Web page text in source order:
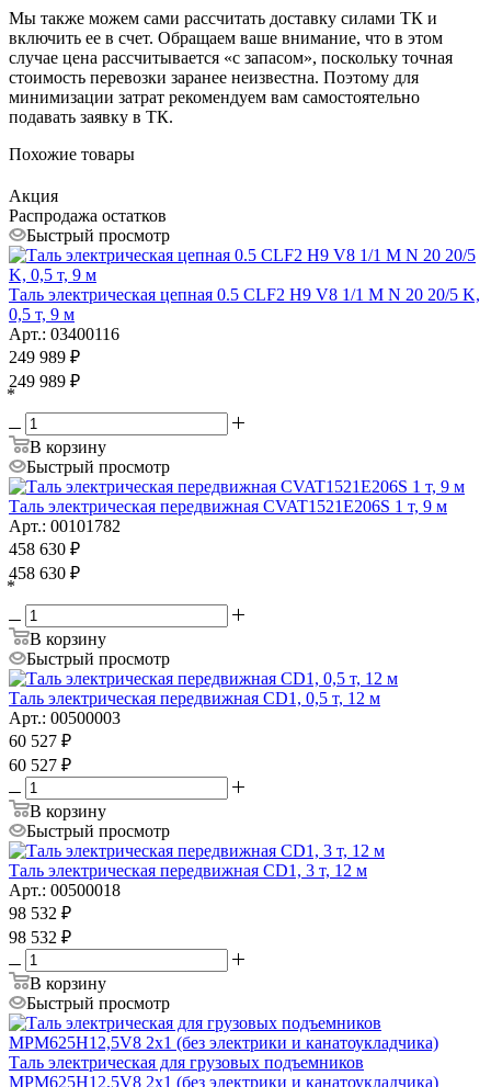
Мы также можем сами рассчитать доставку силами ТК и
включить ее в счет. Обращаем ваше внимание, что в этом
случае цена рассчитывается «с запасом», поскольку точная
стоимость перевозки заранее неизвестна. Поэтому для
минимизации затрат рекомендуем вам самостоятельно
подавать заявку в ТК.
Похожие товары
Акция
Распродажа остатков
Быстрый просмотр
Таль электрическая цепная 0.5 CLF2 H9 V8 1/1 M N 20 20/5 K,
0,5 т, 9 м
Арт.: 03400116
249 989 ₽
249 989 ₽
*
В корзину
Быстрый просмотр
Таль электрическая передвижная CVAT1521E206S 1 т, 9 м
Арт.: 00101782
458 630 ₽
458 630 ₽
*
В корзину
Быстрый просмотр
Таль электрическая передвижная CD1, 0,5 т, 12 м
Арт.: 00500003
60 527 ₽
60 527 ₽
В корзину
Быстрый просмотр
Таль электрическая передвижная CD1, 3 т, 12 м
Арт.: 00500018
98 532 ₽
98 532 ₽
В корзину
Быстрый просмотр
Таль электрическая для грузовых подъемников
MPM625H12,5V8 2x1 (без электрики и канатоукладчика)